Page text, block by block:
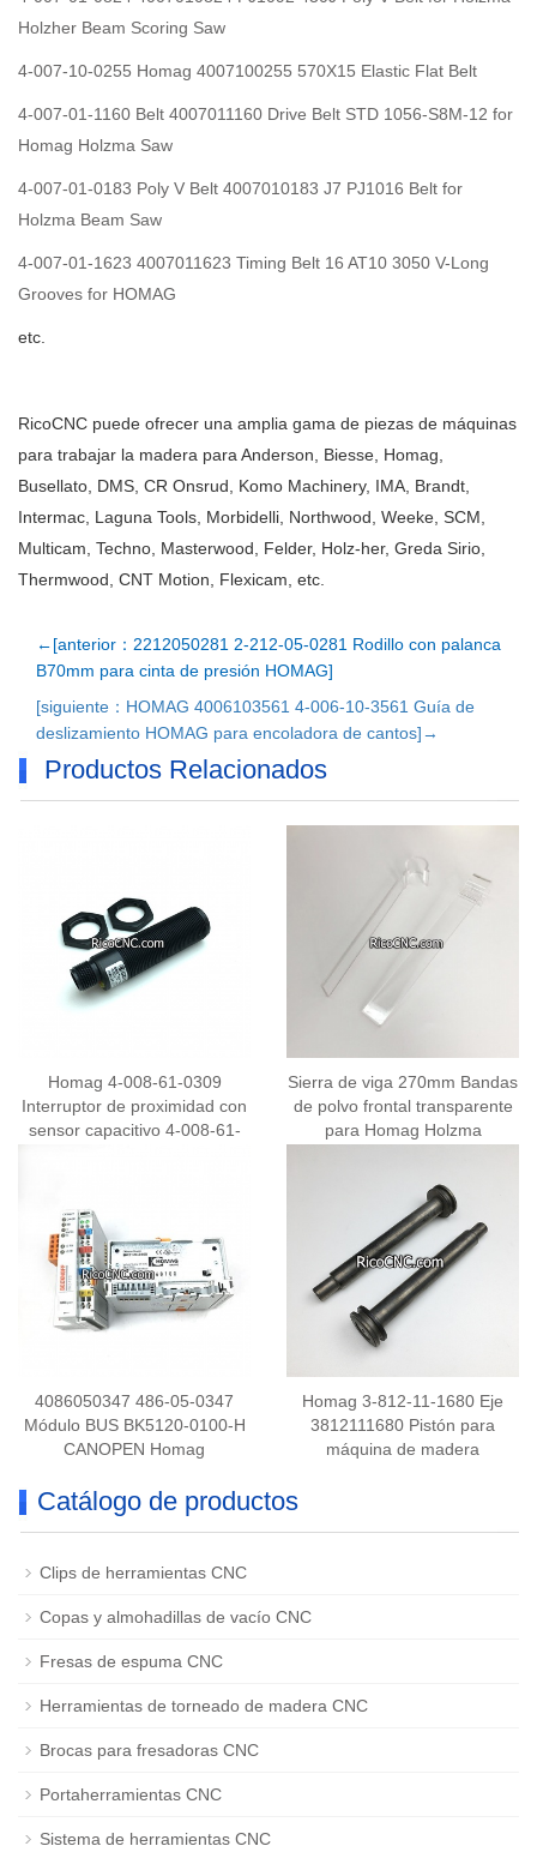
Holzher Beam Scoring Saw
4-007-10-0255 Homag 4007100255 570X15 Elastic Flat Belt
4-007-01-1160 Belt 4007011160 Drive Belt STD 1056-S8M-12 for
Homag Holzma Saw
4-007-01-0183 Poly V Belt 4007010183 J7 PJ1016 Belt for
Holzma Beam Saw
4-007-01-1623 4007011623 Timing Belt 16 AT10 3050 V-Long
Grooves for HOMAG
etc.
RicoCNC puede ofrecer una amplia gama de piezas de máquinas
para trabajar la madera para Anderson, Biesse, Homag,
Busellato, DMS, CR Onsrud, Komo Machinery, IMA, Brandt,
Intermac, Laguna Tools, Morbidelli, Northwood, Weeke, SCM,
Multicam, Techno, Masterwood, Felder, Holz-her, Greda Sirio,
Thermwood, CNT Motion, Flexicam, etc.
←[anterior：2212050281 2-212-05-0281 Rodillo con palanca
B70mm para cinta de presión HOMAG]
[siguiente：HOMAG 4006103561 4-006-10-3561 Guía de
deslizamiento HOMAG para encoladora de cantos]→
Productos Relacionados
Homag 4-008-61-0309
Interruptor de proximidad con
sensor capacitivo 4-008-61-
Sierra de viga 270mm Bandas
de polvo frontal transparente
para Homag Holzma
4086050347 486-05-0347
Módulo BUS BK5120-0100-H
CANOPEN Homag
Homag 3-812-11-1680 Eje
3812111680 Pistón para
máquina de madera
Catálogo de productos
Clips de herramientas CNC
Copas y almohadillas de vacío CNC
Fresas de espuma CNC
Herramientas de torneado de madera CNC
Brocas para fresadoras CNC
Portaherramientas CNC
Sistema de herramientas CNC